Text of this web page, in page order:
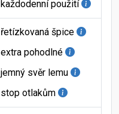
každodenní použití
řetízkovaná špice
extra pohodlné
jemný svěr lemu
stop otlakům